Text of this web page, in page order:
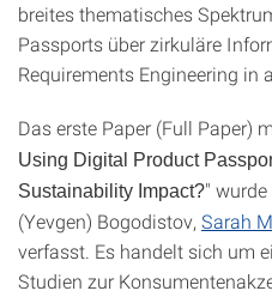
breites thematisches
Passports über zirkuläre
Requirements Engineering in
Das erste Paper (Full Paper)
Using Digital Product
Sustainability Impact?"
(Yevgen) Bogodistov, Sarah
verfasst. Es handelt sich um
Studien zur